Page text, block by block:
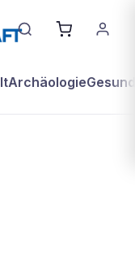
Archäologie